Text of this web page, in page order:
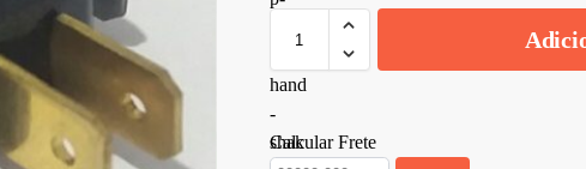
Calcular Frete